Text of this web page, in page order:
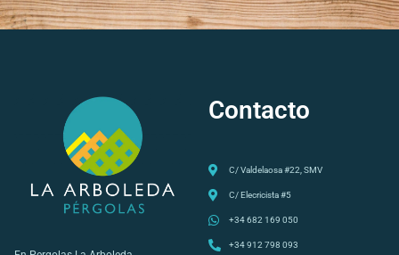
Contacto
C/ Valdelaosa #22, SMV
C/ Elecricista #5
+34 682 169 050
+34 912 798 093